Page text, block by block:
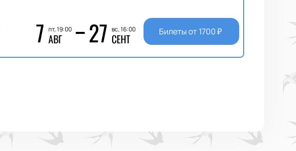
7 пт, 19:00
АВГ 27 вс, 16:00
СЕНТ Билеты от 1700₽